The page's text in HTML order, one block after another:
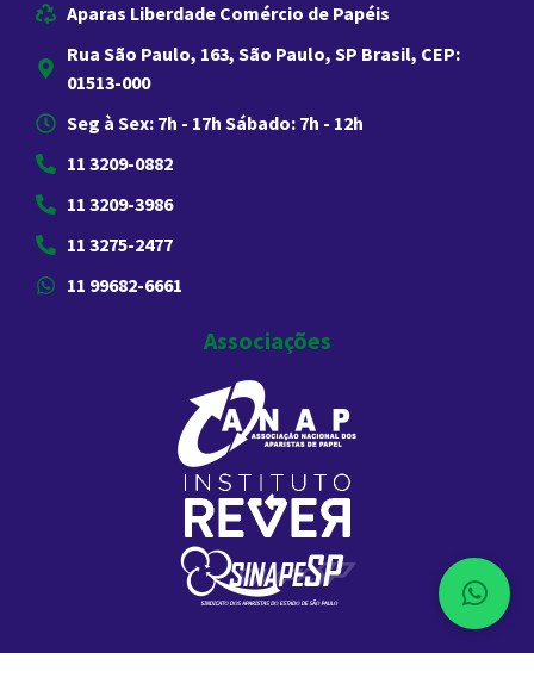
Aparas Liberdade Comércio de Papéis
Rua São Paulo, 163, São Paulo, SP Brasil, CEP:
01513-000
Seg à Sex: 7h - 17h Sábado: 7h - 12h
11 3209-0882
11 3209-3986
11 3275-2477
11 99682-6661
Associações